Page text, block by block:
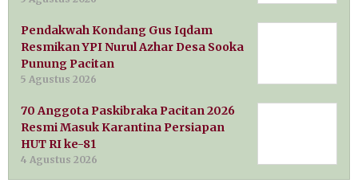
Pendakwah Kondang Gus Iqdam
Resmikan YPI Nurul Azhar Desa Sooka
Punung Pacitan
5 Agustus 2026
70 Anggota Paskibraka Pacitan 2026
Resmi Masuk Karantina Persiapan
HUT RI ke-81
4 Agustus 2026